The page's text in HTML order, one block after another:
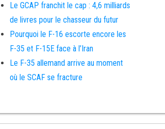
Le GCAP franchit le cap : 4,6 milliards
de livres pour le chasseur du futur
Pourquoi le F-16 escorte encore les
F-35 et F-15E face à l’Iran
Le F-35 allemand arrive au moment
où le SCAF se fracture